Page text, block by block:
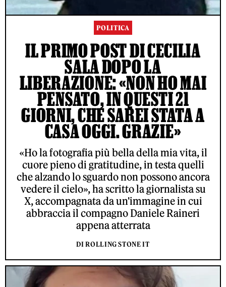
POLITICA
IL PRIMO POST DI CECILIA
SALA DOPO LA
LIBERAZIONE: «NON HO MAI
PENSATO, IN QUESTI 21
GIORNI, CHE SAREI STATA A
CASA OGGI. GRAZIE»
«Ho la fotografia più bella della mia vita, il
cuore pieno di gratitudine, in testa quelli
che alzando lo sguardo non possono ancora
vedere il cielo», ha scritto la giornalista su
X, accompagnata da un'immagine in cui
abbraccia il compagno Daniele Raineri
appena atterrata
DI ROLLING STONE IT